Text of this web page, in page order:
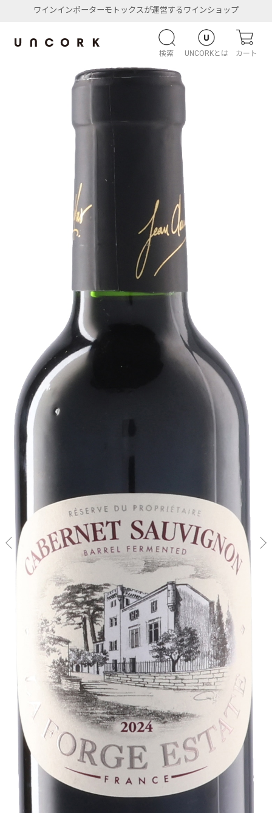
ワインインポーターモトックスが運営するワインショップ
検索 UNCORKとは カート